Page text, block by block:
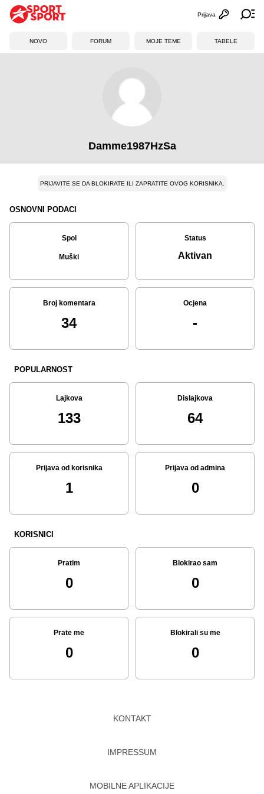
Otvori
Prijava
NOVO FORUM MOJE TEME TABELE
Damme1987HzSa
PRIJAVITE SE DA BLOKIRATE ILI ZAPRATITE OVOG KORISNIKA.
OSNOVNI PODACI
Spol
Muški
Status
Aktivan
Broj komentara
34
Ocjena
-
POPULARNOST
Lajkova
133
Dislajkova
64
Prijava od korisnika
1
Prijava od admina
0
KORISNICI
Pratim
0
Blokirao sam
0
Prate me
0
Blokirali su me
0
KONTAKT
IMPRESSUM
MOBILNE APLIKACIJE